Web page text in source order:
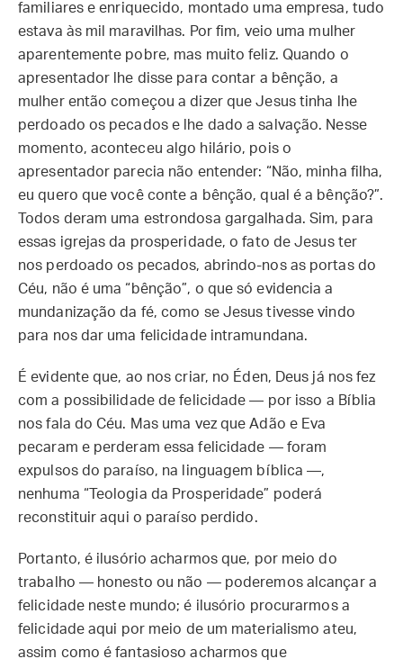
familiares e enriquecido, montado uma empresa, tudo
estava às mil maravilhas. Por fim, veio uma mulher
aparentemente pobre, mas muito feliz. Quando o
apresentador lhe disse para contar a bênção, a
mulher então começou a dizer que Jesus tinha lhe
perdoado os pecados e lhe dado a salvação. Nesse
momento, aconteceu algo hilário, pois o
apresentador parecia não entender: “Não, minha filha,
eu quero que você conte a bênção, qual é a bênção?”.
Todos deram uma estrondosa gargalhada. Sim, para
essas igrejas da prosperidade, o fato de Jesus ter
nos perdoado os pecados, abrindo-nos as portas do
Céu, não é uma “bênção”, o que só evidencia a
mundanização da fé, como se Jesus tivesse vindo
para nos dar uma felicidade intramundana.
É evidente que, ao nos criar, no Éden, Deus já nos fez
com a possibilidade de felicidade — por isso a Bíblia
nos fala do Céu. Mas uma vez que Adão e Eva
pecaram e perderam essa felicidade — foram
expulsos do paraíso, na linguagem bíblica —,
nenhuma “Teologia da Prosperidade” poderá
reconstituir aqui o paraíso perdido.
Portanto, é ilusório acharmos que, por meio do
trabalho — honesto ou não — poderemos alcançar a
felicidade neste mundo; é ilusório procurarmos a
felicidade aqui por meio de um materialismo ateu,
assim como é fantasioso acharmos que